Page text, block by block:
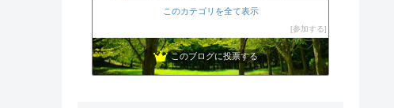
このカテゴリを全て表示
参加する
このブログに投票する